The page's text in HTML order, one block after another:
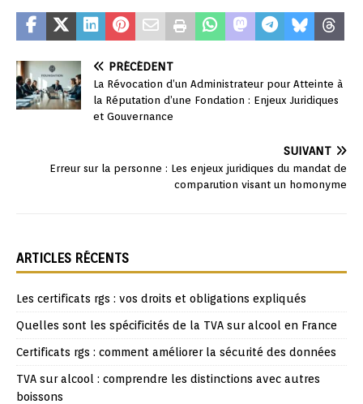
PRÉCÉDENT
La Révocation d’un Administrateur pour Atteinte à
la Réputation d’une Fondation : Enjeux Juridiques
et Gouvernance
SUIVANT
Erreur sur la personne : Les enjeux juridiques du mandat de
comparution visant un homonyme
ARTICLES RÉCENTS
Les certificats rgs : vos droits et obligations expliqués
Quelles sont les spécificités de la TVA sur alcool en France
Certificats rgs : comment améliorer la sécurité des données
TVA sur alcool : comprendre les distinctions avec autres
boissons